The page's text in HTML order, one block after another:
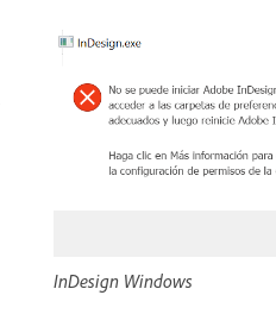
InDesign Windows